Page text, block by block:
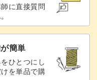
好みも人それぞれ。
の色を変えるだけでバ
に直接質問
簡単
ひとつにし
を単品で購